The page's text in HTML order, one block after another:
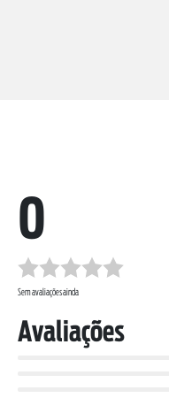
0
Sem avaliações ainda
Avaliações